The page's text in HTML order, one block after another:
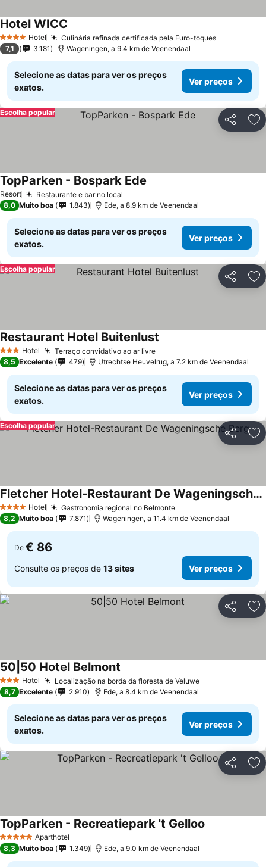
4 EstrelasHotel Culinária refinada certificada pela Euro-toquesVer preços
Hotel WICC
7,1 3.181 Wageningen, a 9.4 km de Veenendaal
Selecione as datas para ver os preços
exatos.
Ver preços
Partilhar
Escolha popular
Resort Restaurante e bar no local
TopParken - Bospark Ede
8,0 Muito boa 1.843 Ede, a 8.9 km de Veenendaal
Selecione as datas para ver os preços
exatos.
Ver preços
Partilhar
Escolha popular
3 EstrelasHotel Terraço convidativo ao ar livreVer preços
Restaurant Hotel Buitenlust
8,5 Excelente 479 Utrechtse Heuvelrug, a 7.2 km de Veenendaal
Selecione as datas para ver os preços
exatos.
Ver preços
Partilhar
Escolha popular
4 EstrelasHotel Gastronomia regional no BelmonteVer preços
Fletcher Hotel-Restaurant De Wageningsche Berg
Ver preços
8,2 Muito boa 7.871 Wageningen, a 11.4 km de Veenendaal
De € 86
Consulte os preços de 13 sites Ver preços
Partilhar
3 EstrelasHotel Localização na borda da floresta de VeluweVer preços
50|50 Hotel Belmont
8,7 Excelente 2.910 Ede, a 8.4 km de Veenendaal
Selecione as datas para ver os preços
exatos.
Ver preços
Partilhar
5 Estrelas Aparthotel
TopParken - Recreatiepark 't Gelloo
8,3 Muito boa 1.349 Ede, a 9.0 km de Veenendaal